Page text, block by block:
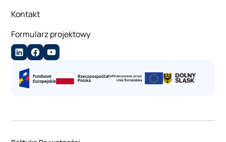
Kontakt
Formularz projektowy